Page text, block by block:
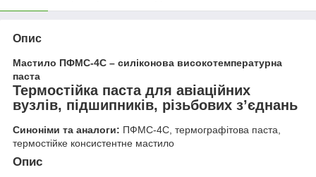
Опис
Мастило ПФМС-4С – силіконова високотемпературна
паста
Термостійка паста для авіаційних
вузлів, підшипників, різьбових з’єднань
Синоніми та аналоги: ПФМС-4С, термографітова паста,
термостійке консистентне мастило
Опис